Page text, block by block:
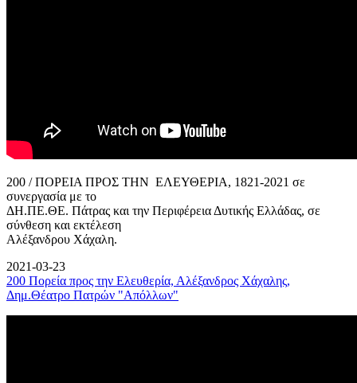
200 / ΠΟΡΕΙΑ ΠΡΟΣ ΤΗΝ ΕΛΕΥΘΕΡΙΑ, 1821-2021 σε
συνεργασία με το
ΔΗ.ΠΕ.ΘΕ. Πάτρας και την Περιφέρεια Δυτικής Ελλάδας, σε
σύνθεση και εκτέλεση
Αλέξανδρου Χάχαλη.
2021-03-23
200 Πορεία προς την Ελευθερία, Αλέξανδρος Χάχαλης,
Δημ.Θέατρο Πατρών "Απόλλων"